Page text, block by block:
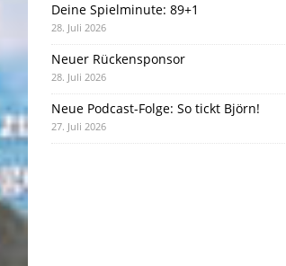
Deine Spielminute: 89+1
28. Juli 2026
Neuer Rückensponsor
28. Juli 2026
Neue Podcast-Folge: So tickt Björn!
27. Juli 2026